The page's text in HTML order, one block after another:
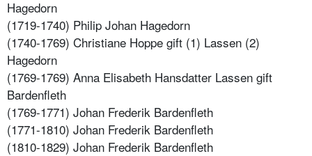
Hagedorn
(1719-1740) Philip Johan Hagedorn
(1740-1769) Christiane Hoppe gift (1) Lassen (2)
Hagedorn
(1769-1769) Anna Elisabeth Hansdatter Lassen gift
Bardenfleth
(1769-1771) Johan Frederik Bardenfleth
(1771-1810) Johan Frederik Bardenfleth
(1810-1829) Johan Frederik Bardenfleth